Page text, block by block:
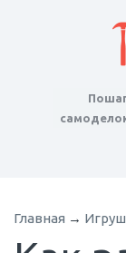
Главная →